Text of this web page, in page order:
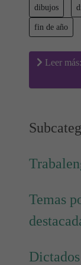
dibujos
fin de año
Leer
Temas
Dictados